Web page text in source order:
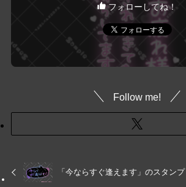
フォローしてね！
Follow me!
「今ならすぐ逢えます」のスタンプ